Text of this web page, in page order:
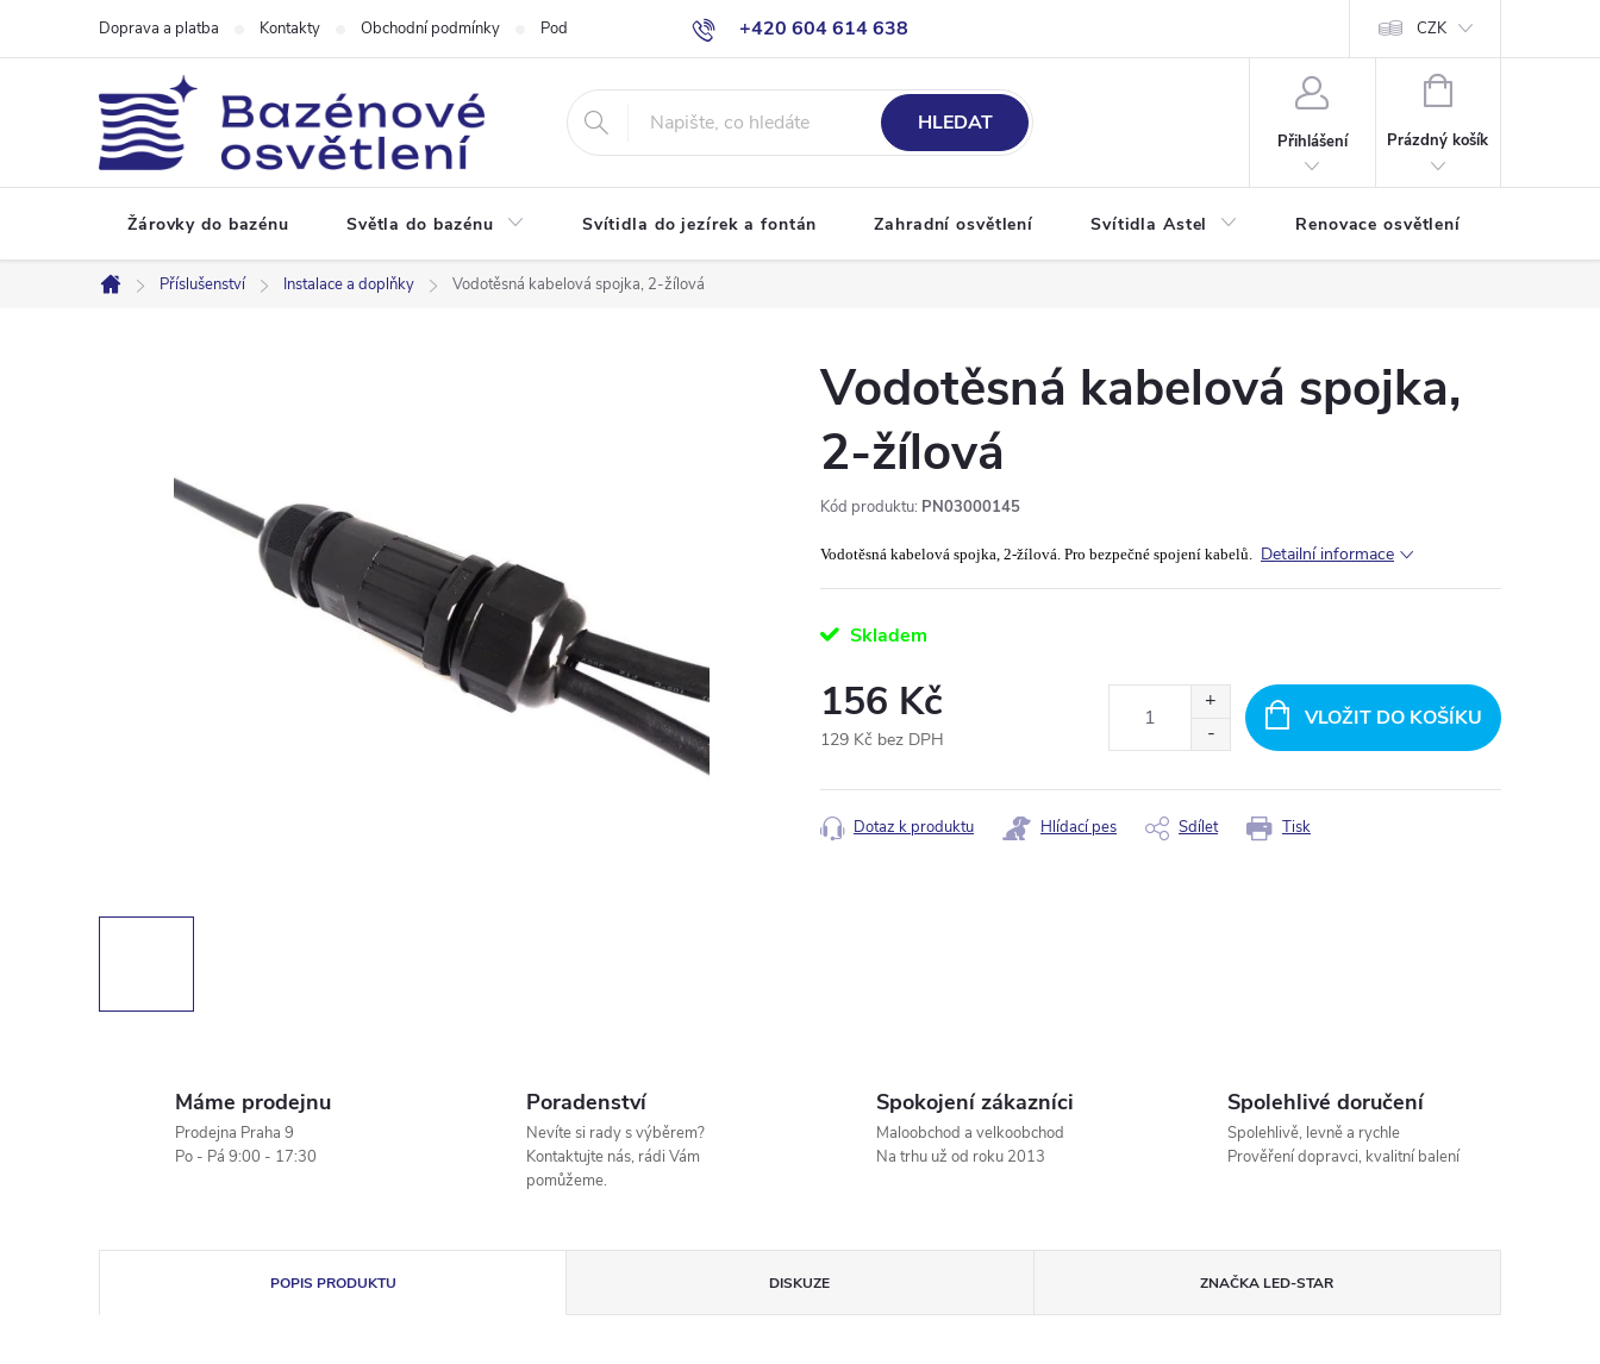
+420 604 614 638
info@bazenove-osvetleni.cz
Doprava a platba Kontakty Obchodní podmínky Podmínky ochrany osobních údajů Odstoupení od smlouvy Jak balíme vaše objednávky
CZK
HLEDAT
Přihlášení
NÁKUPNÍ
Prázdný košík
Žárovky do bazénu Světla do bazénu Svítidla do jezírek a fontán Zahradní osvětlení Svítidla Astel Renovace osvětlení
Domů
Příslušenství Instalace a doplňky Vodotěsná kabelová spojka, 2-žílová
Vodotěsná kabelová spojka,
2-žílová
Kód produktu: PN03000145
Vodotěsná kabelová spojka, 2-žílová. Pro bezpečné spojení kabelů. Detailní informace
Skladem
156 Kč
129 Kč bez DPH
cena:
VLOŽIT DO KOŠÍKU
Tisk
Dotaz k produktu Hlídací pes Sdílet
Máme prodejnu
Prodejna Praha 9
Po - Pá 9:00 - 17:30
Poradenství
Nevíte si rady s výběrem?
Kontaktujte nás, rádi Vám
pomůžeme.
Spokojení zákazníci
Maloobchod a velkoobchod
Na trhu už od roku 2013
Spolehlivé doručení
Spolehlivě, levně a rychle
Prověření dopravci, kvalitní balení
POPIS PRODUKTU DISKUZE ZNAČKA LED-STAR